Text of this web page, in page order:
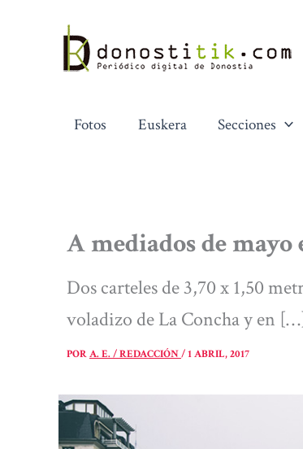
contenido
Fotos Euskera Secciones
A mediados de
Dos carteles de 3,70 x 1,50
voladizo de La Concha y en
PORA. E. / REDACCIÓN/1 ABRIL, 2017